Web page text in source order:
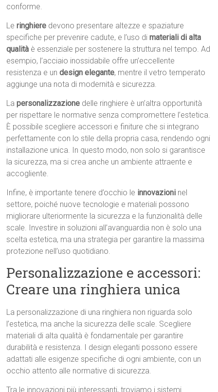
conforme.
Leringhiere devono presentare altezze e spaziature
specifiche per prevenire cadute, e l’uso dimateriali di alta
qualità è essenziale per sostenere la struttura nel tempo. Ad
esempio, l’acciaio inossidabile offre un’eccellente
resistenza e undesign elegante, mentre il vetro temperato
aggiunge una nota di modernità e sicurezza.
Lapersonalizzazione delle ringhiere è un’altra opportunità
per rispettare le normative senza compromettere l’estetica.
È possibile scegliere accessori e finiture che si integrano
perfettamente con lo stile della propria casa, rendendo ogni
installazione unica. In questo modo, non solo si garantisce
la sicurezza, ma si crea anche un ambiente attraente e
accogliente.
Infine, è importante tenere d’occhio le innovazioni nel
settore, poiché nuove tecnologie e materiali possono
migliorare ulteriormente la sicurezza e la funzionalità delle
scale. Investire in soluzioni all’avanguardia non è solo una
scelta estetica, ma una strategia per garantire la massima
protezione nell’uso quotidiano.
Personalizzazione e accessori:
Creare una ringhiera unica
La personalizzazione di una ringhiera non riguarda solo
l’estetica, ma anche la sicurezza delle scale. Scegliere
materiali di alta qualità è fondamentale per garantire
durabilità e resistenza. I design eleganti possono essere
adattati alle esigenze specifiche di ogni ambiente, con un
occhio attento alle normative di sicurezza.
Tra le innovazioni più interessanti, troviamo i sistemi